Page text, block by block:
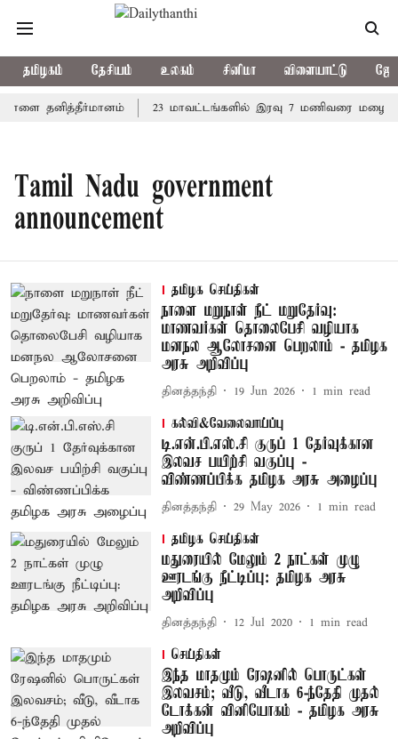
தமிழகம் தேசியம் உலகம் சினிமா விளையாட்டு
நாளை தனித்தீர்மானம் 23 மாவட்டங்களில் இரவு 7 மணிவரை மழை
Tamil Nadu government
announcement
தமிழக செய்திகள்
நாளை மறுநாள் நீட் மறுதேர்வு:
மாணவர்கள் தொலைபேசி வழியாக
மனநல ஆலோசனை பெறலாம் - தமிழக
அரசு அறிவிப்பு
தினத்தந்தி 19 Jun 2026 1 min read
கல்வி&வேலைவாய்ப்பு
டி.என்.பி.எஸ்.சி குருப் 1 தேர்வுக்கான
இலவச பயிற்சி வகுப்பு -
விண்ணப்பிக்க தமிழக அரசு அழைப்பு
தினத்தந்தி 29 May 2026 1 min read
தமிழக செய்திகள்
மதுரையில் மேலும் 2 நாட்கள் முழு
ஊரடங்கு நீட்டிப்பு: தமிழக அரசு
அறிவிப்பு
தினத்தந்தி 12 Jul 2020 1 min read
செய்திகள்
இந்த மாதமும் ரேஷனில் பொருட்கள்
இலவசம்; வீடு, வீடாக 6-ந்தேதி முதல்
டோக்கன் வினியோகம் - தமிழக அரசு
அறிவிப்பு